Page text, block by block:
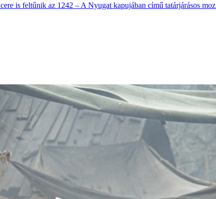
is feltűnik az 1242 – A Nyugat kapujában című tatárjárásos